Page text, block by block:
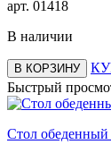
арт. 01418
В наличии
В КОРЗИНУ
Быстрый
Стол обеденный